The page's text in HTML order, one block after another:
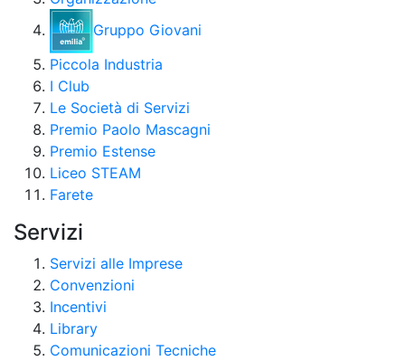
Gruppo Giovani
Piccola Industria
I Club
Le Società di Servizi
Premio Paolo Mascagni
Premio Estense
Liceo STEAM
Farete
Servizi
Servizi alle Imprese
Convenzioni
Incentivi
Library
Comunicazioni Tecniche